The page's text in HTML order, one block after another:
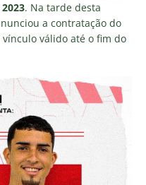
. Na tarde desta
a contratação do
válido até o fim do